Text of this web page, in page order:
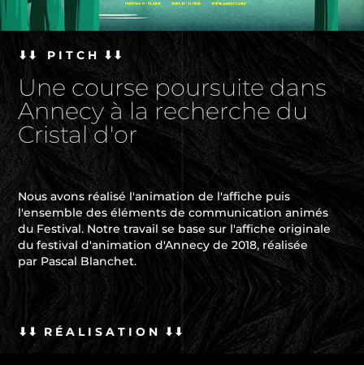
⬇⬇ P I T C H ⬇⬇
Une course poursuite dans
Annecy à la recherche du
Cristal d'or
Nous avons réalisé l'animation de l'affiche puis
l'ensemble des éléments de communication animés
du Festival. Notre travail se base sur l'affiche originale
du festival d'animation d'Annecy de 2018, réalisée
par Pascal Blanchet.
⬇⬇ R ÉA L I S A T I O N ⬇⬇